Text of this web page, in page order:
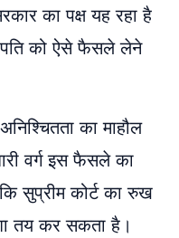
का पक्ष यह रहा है
को ऐसे फैसले लेने
का माहौल
वर्ग इस फैसले का
सुप्रीम कोर्ट का रुख
तय कर सकता है।